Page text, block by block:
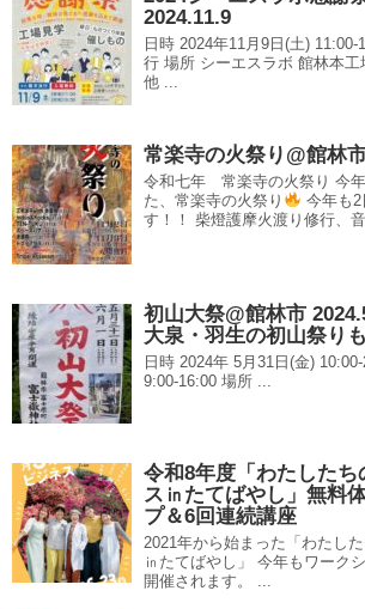
2024.11.9
日時 2024年11月9日(土)
行 場所 シーエスラボ 館林本工
他 ...
常楽寺の火祭り@館林
令和七年 常楽寺の火祭り 今
た、常楽寺の火祭り
今年も
す！！ 柴燈護摩火渡り修行、音
初山大祭@館林市
大泉・羽生の初山祭り
日時 2024年 5月31日(金)
9:00-16:00 場所 ...
令和8年度「わたしたち
ス㏌たてばやし」無料
プ＆6回連続講座
2021年から始まった「わたし
㏌たてばやし」 今年もワーク
開催されます。 ...